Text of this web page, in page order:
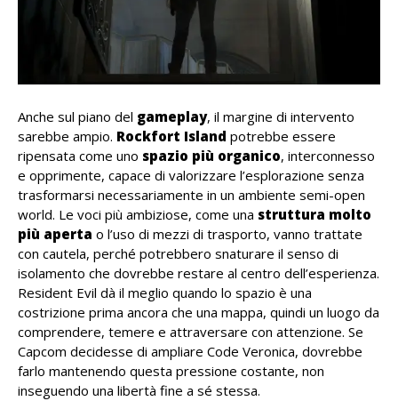
Anche sul piano del gameplay, il margine di intervento
sarebbe ampio. Rockfort Island potrebbe essere
ripensata come uno spazio più organico, interconnesso
e opprimente, capace di valorizzare l’esplorazione senza
trasformarsi necessariamente in un ambiente semi-open
world. Le voci più ambiziose, come una struttura molto
più aperta o l’uso di mezzi di trasporto, vanno trattate
con cautela, perché potrebbero snaturare il senso di
isolamento che dovrebbe restare al centro dell’esperienza.
Resident Evil dà il meglio quando lo spazio è una
costrizione prima ancora che una mappa, quindi un luogo da
comprendere, temere e attraversare con attenzione. Se
Capcom decidesse di ampliare Code Veronica, dovrebbe
farlo mantenendo questa pressione costante, non
inseguendo una libertà fine a sé stessa.